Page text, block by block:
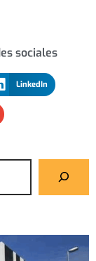
sociales
LinkedIn